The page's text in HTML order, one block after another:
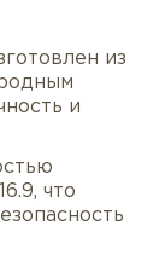
из
и
что